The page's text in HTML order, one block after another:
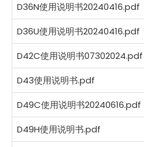
D36N使用说明书20240416.pdf
D36U使用说明书20240416.pdf
D42C使用说明书07302024.pdf
D43使用说明书.pdf
D49C使用说明书20240616.pdf
D49H使用说明书.pdf